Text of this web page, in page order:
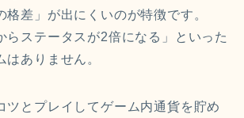
格差」が出にくいのが特徴です。
らステータスが2倍になる」といった
ありません。
ツとプレイしてゲーム内通貨を貯め